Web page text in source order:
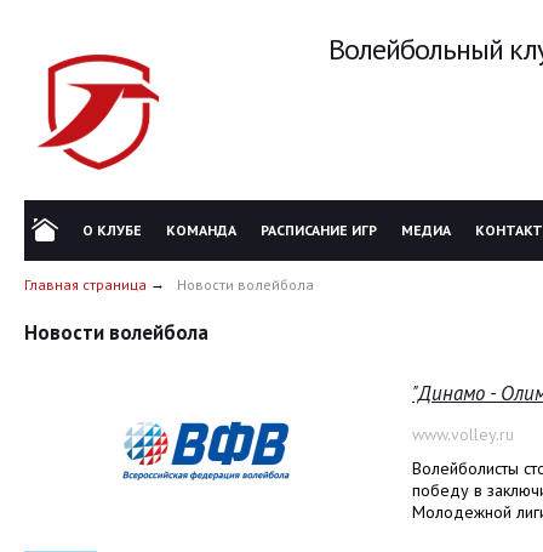
Волейбольный
О КЛУБЕ КОМАНДА РАСПИСАНИЕ ИГР МЕДИА
Главная страница Новости волейбола
Новости волейбола
"Динамо -
www.volley.ru
Волейболисты
победу в
Молодежной